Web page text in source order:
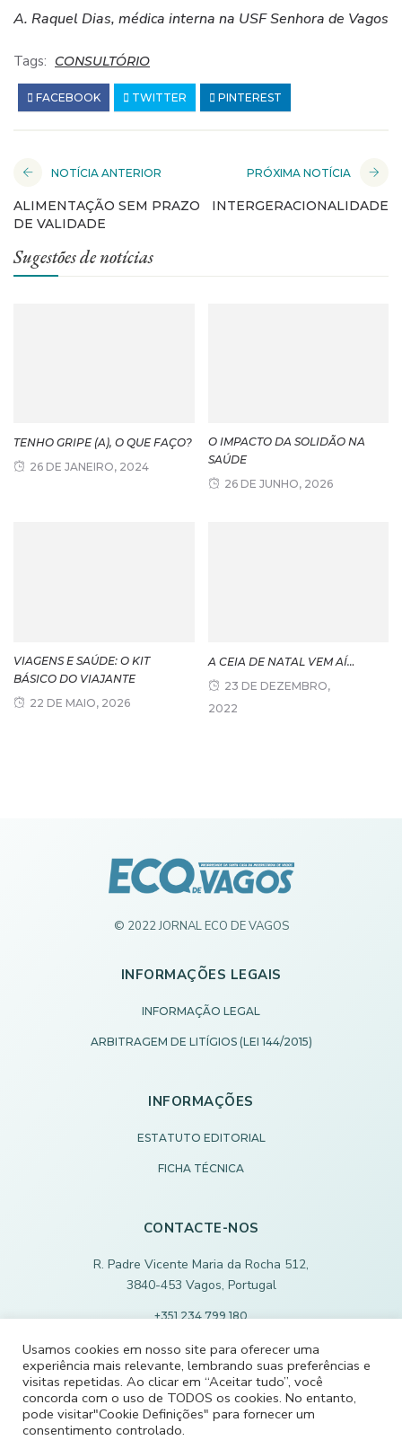
A. Raquel Dias, médica interna na USF Senhora de Vagos
Tags: CONSULTÓRIO
FACEBOOK TWITTER PINTEREST
NOTÍCIA ANTERIOR
ALIMENTAÇÃO SEM PRAZO
DE VALIDADE
PRÓXIMA NOTÍCIA
INTERGERACIONALIDADE
Sugestões de notícias
TENHO GRIPE (A), O QUE FAÇO?
26 DE JANEIRO, 2024
O IMPACTO DA SOLIDÃO NA
SAÚDE
26 DE JUNHO, 2026
VIAGENS E SAÚDE: O KIT
BÁSICO DO VIAJANTE
22 DE MAIO, 2026
A CEIA DE NATAL VEM AÍ…
23 DE DEZEMBRO,
2022
© 2022 JORNAL ECO DE VAGOS
INFORMAÇÕES LEGAIS
INFORMAÇÃO LEGAL
ARBITRAGEM DE LITÍGIOS (LEI 144/2015)
INFORMAÇÕES
ESTATUTO EDITORIAL
FICHA TÉCNICA
CONTACTE-NOS
R. Padre Vicente Maria da Rocha 512,
3840-453 Vagos, Portugal
+351 234 799 180
ECODEVAGOS@SCMVAGOS.EU
CONTACTE-NOS
Usamos cookies em nosso site para oferecer uma
experiência mais relevante, lembrando suas preferências e
visitas repetidas. Ao clicar em “Aceitar tudo”, você
concorda com o uso de TODOS os cookies. No entanto,
pode visitar"Cookie Definições" para fornecer um
consentimento controlado.